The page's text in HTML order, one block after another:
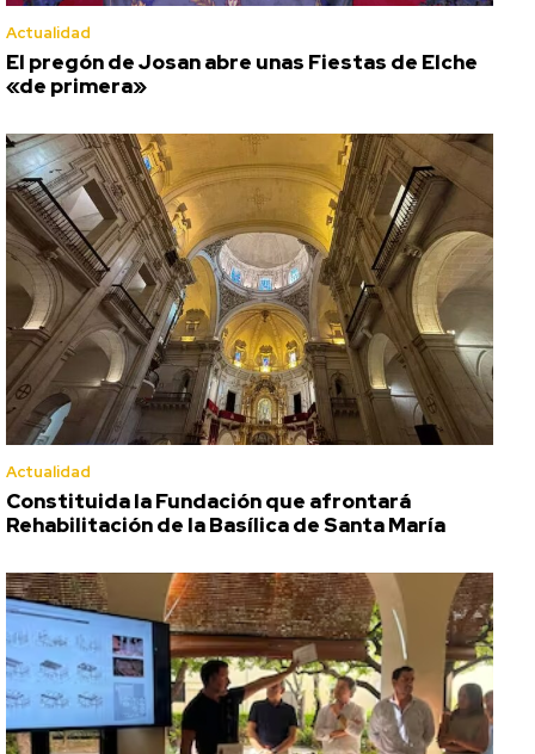
Actualidad
El pregón de Josan abre unas Fiestas de Elche
«de primera»
Actualidad
Constituida la Fundación que afrontará
Rehabilitación de la Basílica de Santa María